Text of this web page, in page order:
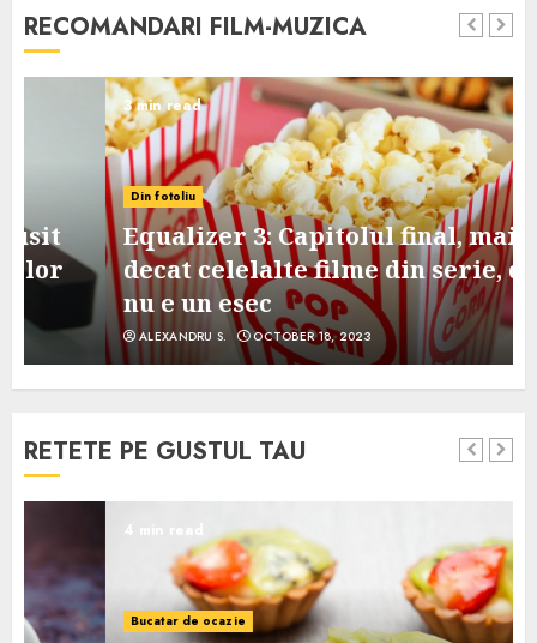
RECOMANDARI FILM-MUZICA
3 min read
Din fotoliu
Equalizer 3: Capitolul final, mai slab
decat celelalte filme din serie, dar
nu e un esec
ALEXANDRU S. OCTOBER 18, 2023
RETETE PE GUSTUL TAU
Bucatar de ocazie